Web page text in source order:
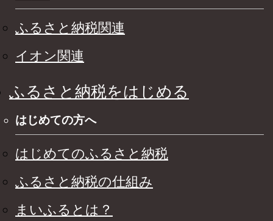
ふるさと納税関連
イオン関連
ふるさと納税をはじめる
はじめての方へ
はじめてのふるさと納税
ふるさと納税の仕組み
まいふるとは？